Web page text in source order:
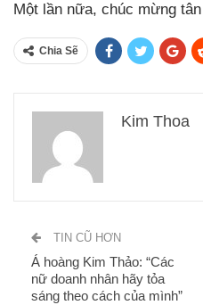
Một lần nữa, chúc mừng
Chia Sẽ
Kim Thoa
TIN CŨ HƠN
Á hoàng Kim Thảo: “Các
nữ doanh nhân hãy tỏa
sáng theo cách của mình”